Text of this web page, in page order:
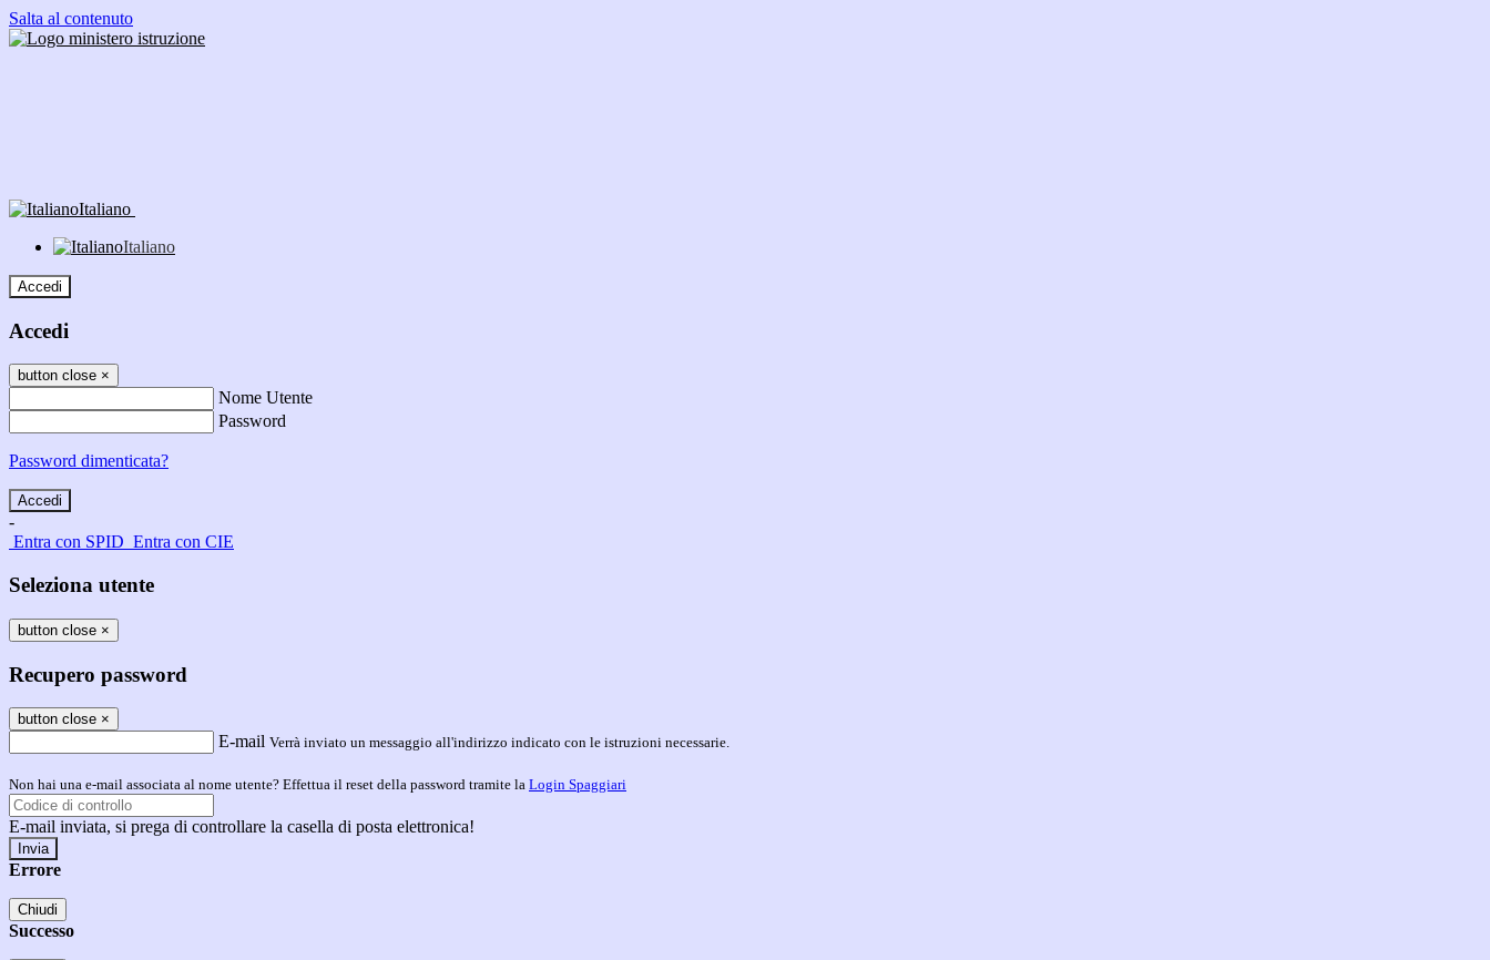
Salta al contenuto
Italiano
Italiano
Accedi
Accedi
button close ×
Nome Utente
Password
Password dimenticata?
-
Entra con SPID Entra con CIE
Seleziona utente
button close ×
Recupero password
button close ×
E-mail Verrà inviato un messaggio all'indirizzo indicato con le istruzioni necessarie.
Non hai una e-mail associata al nome utente? Effettua il reset della password tramite la Login Spaggiari
E-mail inviata, si prega di controllare la casella di posta elettronica!
Errore
Chiudi
Successo